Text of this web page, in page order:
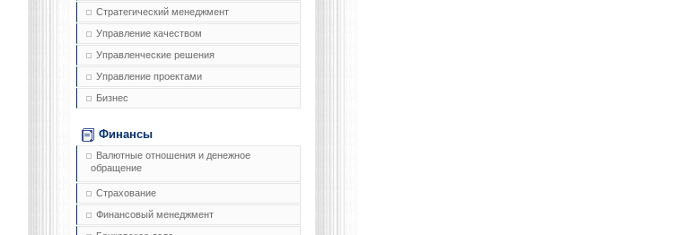
Стратегический менеджмент
Управление качеством
Управленческие решения
Управление проектами
Бизнес
Финансы
Валютные отношения и денежное
обращение
Страхование
Финансовый менеджмент